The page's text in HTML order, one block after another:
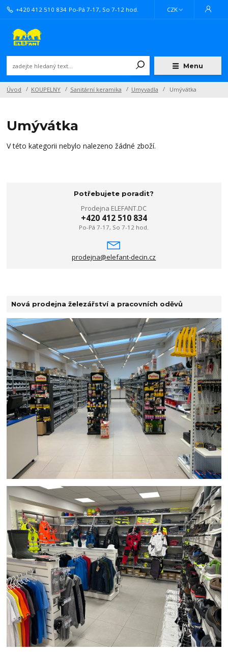
Menu
CZK
+420 412 510 834 Po-Pá 7-17, So 7-12 hod.
Úvod KOUPELNY Sanitární keramika Umyvadla Umývátka
Umývátka
V této kategorii nebylo nalezeno žádné zboží.
Potřebujete poradit?
Prodejna ELEFANT.DC
+420 412 510 834
Po-Pá 7-17, So 7-12 hod.
prodejna@elefant-decin.cz
Nová prodejna železářství a pracovních oděvů